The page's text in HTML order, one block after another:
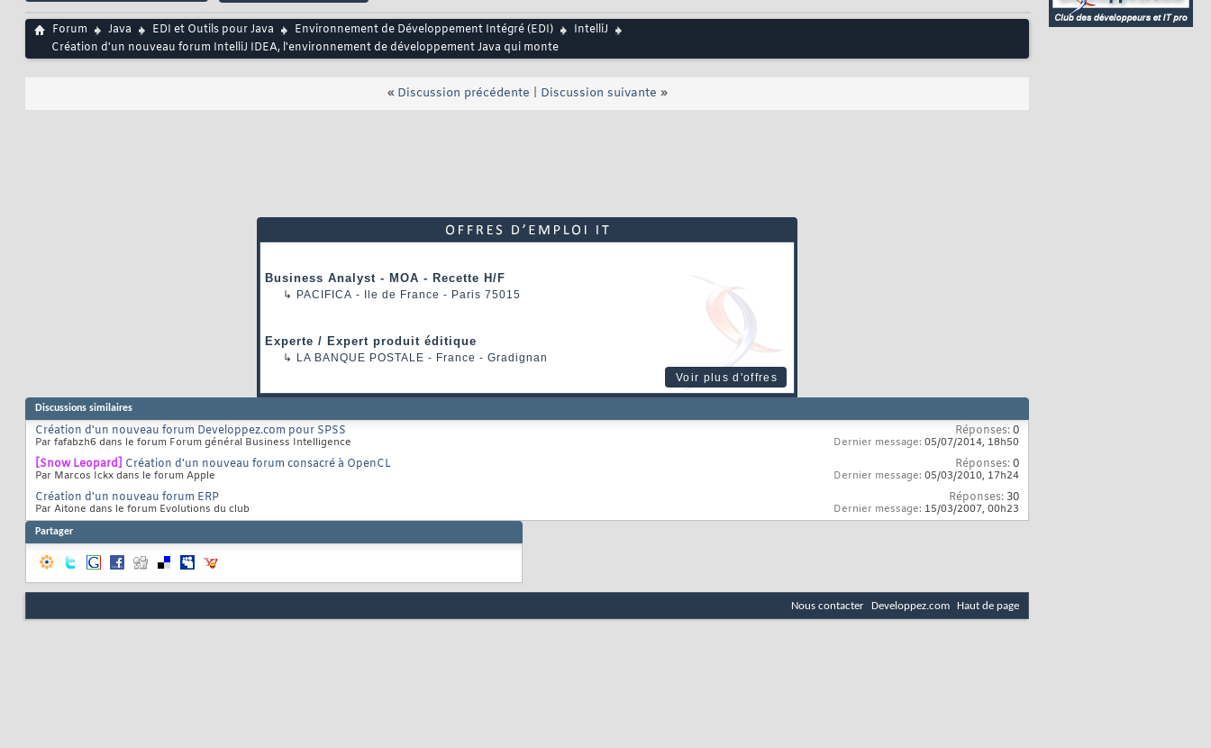
Forum Java EDI et Outils pour Java Environnement de Développement Intégré (EDI)
IntelliJ
Création d'un nouveau forum IntelliJ IDEA, l'environnement de développement Java qui monte
« Discussion précédente Discussion suivante »
Business Analyst - MOA - Recette H/F
↳ PACIFICA - Ile de France - Paris 75015
Experte / Expert produit éditique
↳ LA BANQUE POSTALE - France - Gradignan
Voir plus d'offres
Discussions similaires
Création d'un nouveau forum Developpez.com pour SPSS
Par fafabzh6 dans le forum Forum général Business Intelligence
Réponses:0
Dernier message: 05/07/2014, 18h50
[Snow Leopard] Création d'un nouveau forum consacré à OpenCL
Par Marcos Ickx dans le forum Apple
Réponses:0
Dernier message: 05/03/2010, 17h24
Création d'un nouveau forum ERP
Par Aitone dans le forum Evolutions du club
Réponses: 30
Dernier message: 15/03/2007, 00h23
Partager
Nous contacter Developpez.com Haut de page